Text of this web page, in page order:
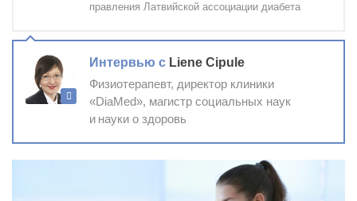
правления Латвийской ассоциации диабета
Интервью с Liene Cipule
Физиотерапевт, директор клиники
«DiaMed», магистр социальных наук
и науки о здоровь